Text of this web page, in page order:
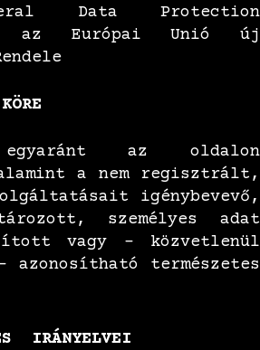
Data Protection
az Európai Unió új
egyaránt az oldalon
a nem regisztrált,
igénybevevő,
személyes adat
vagy – közvetlenül
azonosítható természetes
IRÁNYELVEI